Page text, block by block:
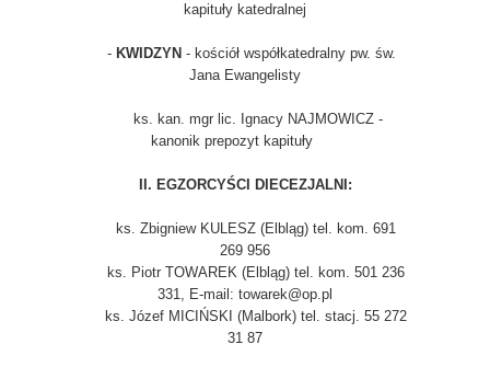
kapituły katedralnej
- KWIDZYN - kościół współkatedralny pw. św.
Jana Ewangelisty
ks. kan. mgr lic. Ignacy NAJMOWICZ -
kanonik prepozyt kapituły
II. EGZORCYŚCI DIECEZJALNI:
ks. Zbigniew KULESZ (Elbląg) tel. kom. 691
269 956
ks. Piotr TOWAREK (Elbląg) tel. kom. 501 236
331, E-mail: towarek@op.pl
ks. Józef MICIŃSKI (Malbork) tel. stacj. 55 272
31 87